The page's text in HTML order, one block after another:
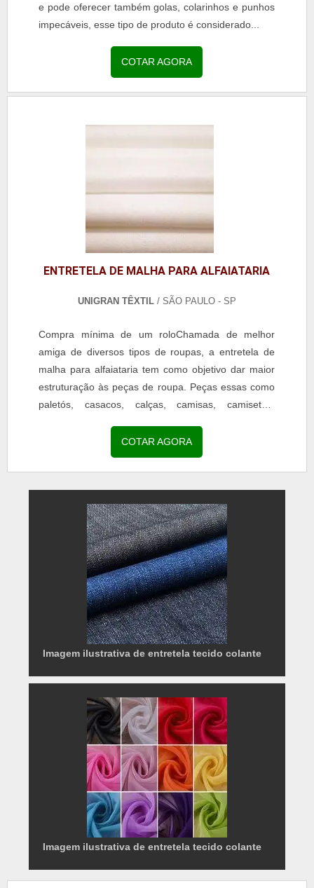
e pode oferecer também golas, colarinhos e punhos
impecáveis, esse tipo de produto é considerado...
COTAR AGORA
ENTRETELA DE MALHA PARA ALFAIATARIA
UNIGRAN TÊXTIL / SÃO PAULO - SP
Compra mínima de um roloChamada de melhor
amiga de diversos tipos de roupas, a entretela de
malha para alfaiataria tem como objetivo dar maior
estruturação às peças de roupa. Peças essas como
paletós, casacos, calças, camisas, camisetas,
COTAR AGORA
Imagem ilustrativa de entretela tecido colante
Imagem ilustrativa de entretela tecido colante